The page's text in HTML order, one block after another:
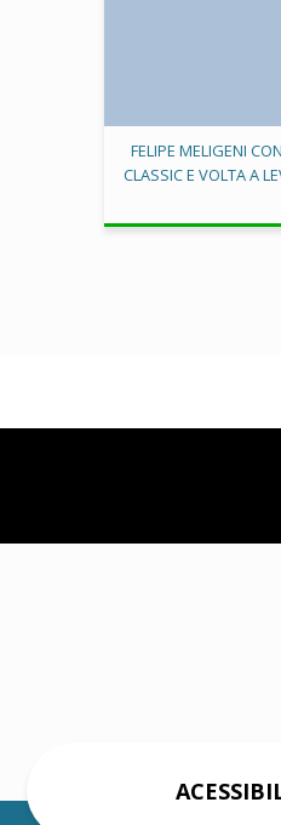
FELIPE MELIGENI
CLASSIC E VOLTA A